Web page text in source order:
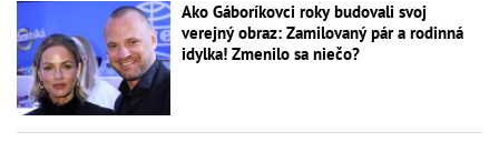
Ako Gáboríkovci roky budovali svoj
verejný obraz: Zamilovaný pár a rodinná
idylka! Zmenilo sa niečo?